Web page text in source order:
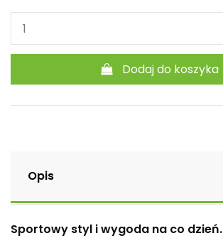
Dodaj do koszyka
Opis
Sportowy styl i wygoda na co dzień.